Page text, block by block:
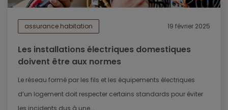
assurance habitation 19 février 2025
Les installations électriques domestiques
doivent être aux normes
Le réseau formé par les fils et les équipements électriques
d’un logement doit respecter certains standards pour éviter